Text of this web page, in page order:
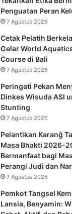
Penguatan Peran
7 Agustus 2026
Cetak Pelatih
Gelar World
Course di Bali
7 Agustus 2026
Peringati Pekan
Dinkes Wisuda ASI
Stunting
7 Agustus 2026
Pelantikan Karanĝ
Masa Bhakti 2026-
Bermanfaat bagi
Perangi Judi dan
7 Agustus 2026
Pemkot Tangsel
Lansia, Benyamin: